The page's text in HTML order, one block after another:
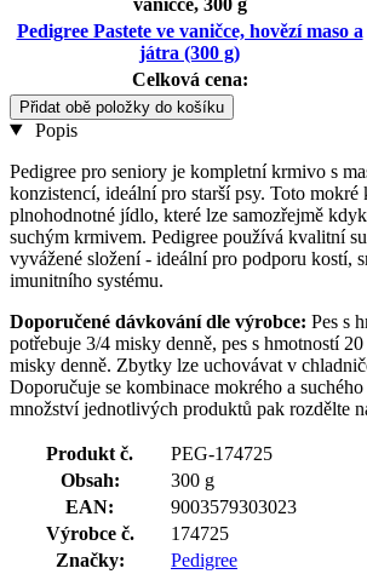
Pedigree Pastete ve vaničce, hovězí maso a
játra (300 g)
Celková cena:
Přidat obě položky do košíku
Popis
Pedigree pro seniory je kompletní krmivo s
konzistencí, ideální pro starší psy. Toto mokré
plnohodnotné jídlo, které lze samozřejmě
suchým krmivem. Pedigree používá kvalitní
vyvážené složení - ideální pro podporu kostí,
imunitního systému.
Doporučené dávkování dle výrobce: Pes s
potřebuje 3/4 misky denně, pes s hmotností
misky denně. Zbytky lze uchovávat v
Doporučuje se kombinace mokrého a
množství jednotlivých produktů pak rozdělte
Produkt č.
PEG-174725
Obsah:
300 g
EAN:
9003579303023
Výrobce č.
174725
Značky:
Pedigree